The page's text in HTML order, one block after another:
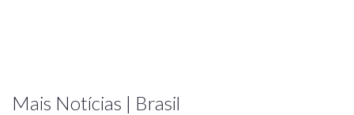
Mais Notícias | Brasil